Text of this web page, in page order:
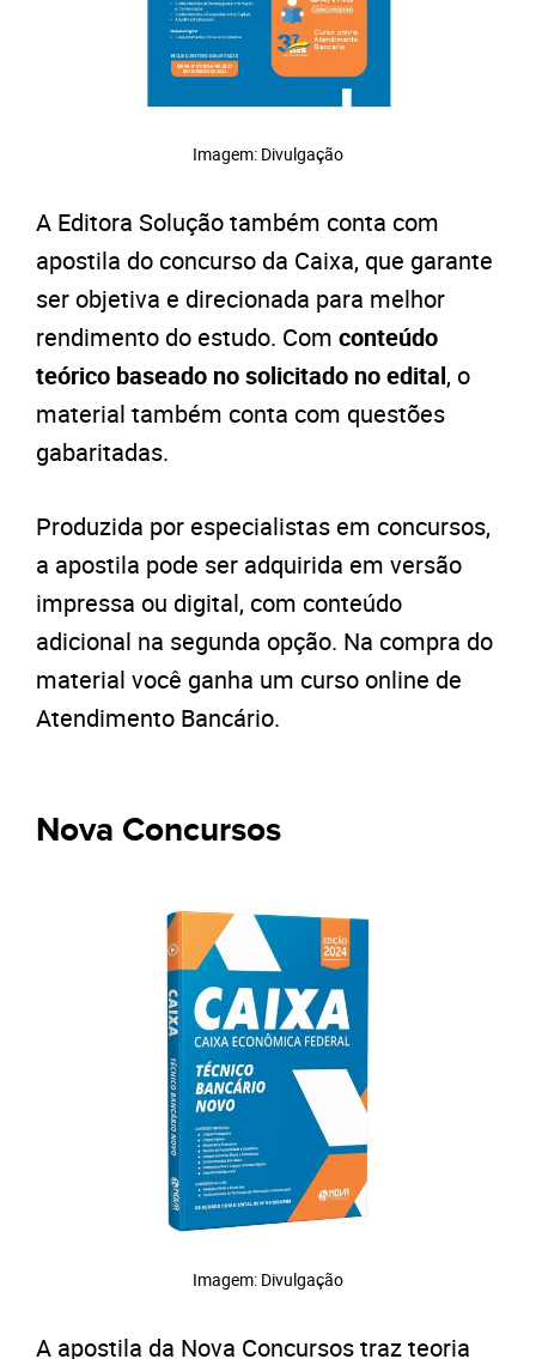
Imagem: Divulgação
A Editora Solução também conta com
apostila do concurso da Caixa, que garante
ser objetiva e direcionada para melhor
rendimento do estudo. Com conteúdo
teórico baseado no solicitado no edital, o
material também conta com questões
gabaritadas.
Produzida por especialistas em concursos,
a apostila pode ser adquirida em versão
impressa ou digital, com conteúdo
adicional na segunda opção. Na compra do
material você ganha um curso online de
Atendimento Bancário.
Nova Concursos
Imagem: Divulgação
A apostila da Nova Concursos traz teoria